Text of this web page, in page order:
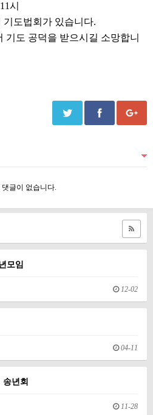
시
도법회가 있습니다.
도 공덕을 받으시길 소망합니
댓글이 없습니다.
모임
12-02
04-11
년회
11-28